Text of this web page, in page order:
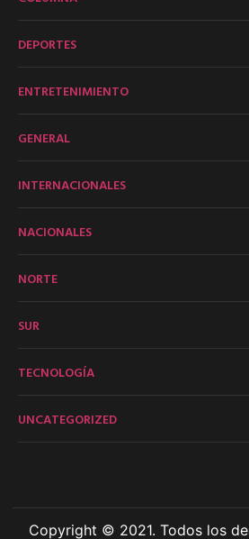
DEPORTES
ENTRETENIMIENTO
GENERAL
INTERNACIONALES
NACIONALES
NORTE
SUR
TECNOLOGÍA
UNCATEGORIZED
Copyright © 2021. Todos los